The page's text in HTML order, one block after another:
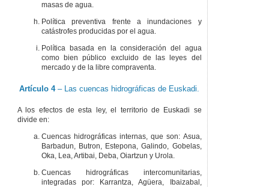
masas de agua.
Política preventiva frente a inundaciones y
catástrofes producidas por el agua.
Política basada en la consideración del agua
como bien público excluido de las leyes del
mercado y de la libre compraventa.
Artículo 4 – Las cuencas hidrográficas de Euskadi.
A los efectos de esta ley, el territorio de Euskadi se
divide en:
Cuencas hidrográficas internas, que son: Asua,
Barbadun, Butron, Estepona, Galindo, Gobelas,
Oka, Lea, Artibai, Deba, Oiartzun y Urola.
Cuencas hidrográficas intercomunitarias,
integradas por: Karrantza, Agüera, Ibaizabal,